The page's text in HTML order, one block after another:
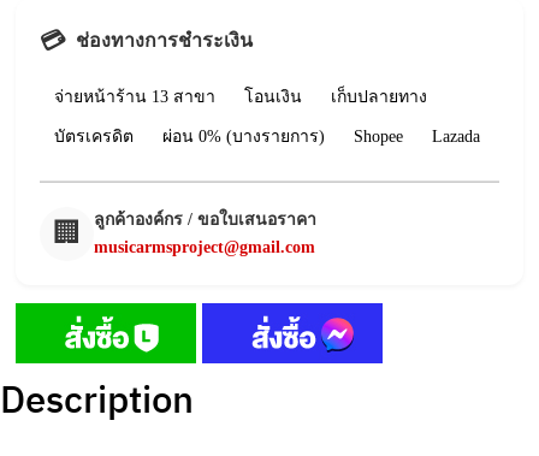
💳 ช่องทางการชำระเงิน
จ่ายหน้าร้าน 13 สาขา โอนเงิน เก็บปลายทาง
บัตรเครดิต ผ่อน 0% (บางรายการ) Shopee Lazada
🏢
ลูกค้าองค์กร / ขอใบเสนอราคา
musicarmsproject@gmail.com
Description